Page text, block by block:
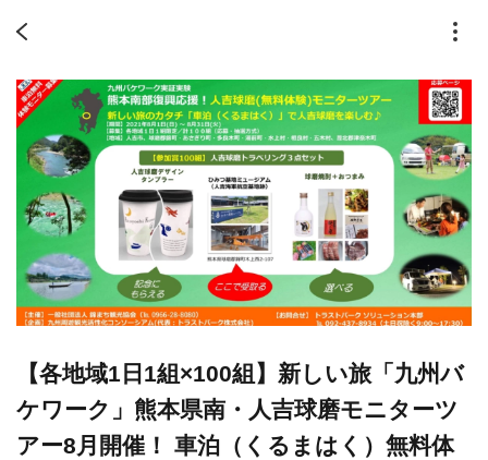
【各地域1日1組×100組】新しい旅「九州バ
ケワーク」熊本県南・人吉球磨モニターツ
アー8月開催！ 車泊（くるまはく）無料体